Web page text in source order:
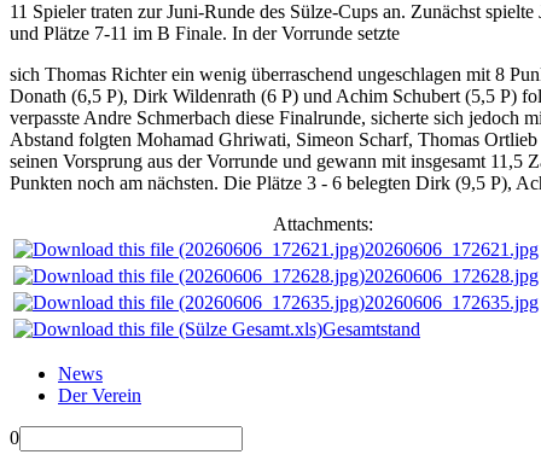
11 Spieler traten zur Juni-Runde des Sülze-Cups an. Zunächst
und Plätze 7-11 im B Finale. In der Vorrunde setzte
sich Thomas Richter ein wenig überraschend ungeschlagen mit 8
Donath (6,5 P), Dirk Wildenrath (6 P) und Achim Schubert (5,5 P)
verpasste Andre Schmerbach diese Finalrunde, sicherte sich jedoch
Abstand folgten Mohamad Ghriwati, Simeon Scharf, Thomas
seinen Vorsprung aus der Vorrunde und gewann mit insgesamt
Punkten noch am nächsten. Die Plätze 3 - 6 belegten Dirk (9,5 P),
Attachments:
20260606_172621.jpg
20260606_172628.jpg
20260606_172635.jpg
Gesamtstand
News
Der Verein
0